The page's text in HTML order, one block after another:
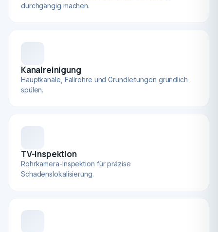
durchgängig machen.
Kanalreinigung
Hauptkanäle, Fallrohre und Grundleitungen gründlich
spülen.
TV-Inspektion
Rohrkamera-Inspektion für präzise
Schadenslokalisierung.